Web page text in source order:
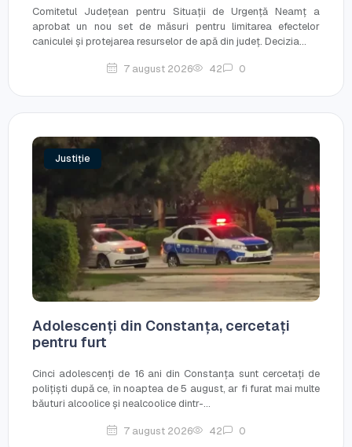
Comitetul Județean pentru Situații de Urgență Neamț a
aprobat un nou set de măsuri pentru limitarea efectelor
caniculei și protejarea resurselor de apă din județ. Decizia...
7 august 2026 42 0
Justiție
Adolescenți din Constanța, cercetați
pentru furt
Cinci adolescenți de 16 ani din Constanța sunt cercetați de
polițiști după ce, în noaptea de 5 august, ar fi furat mai multe
băuturi alcoolice și nealcoolice dintr-...
7 august 2026 42 0